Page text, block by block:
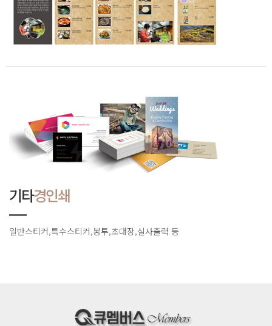
기타경인쇄
일반스티커,특수스티커,봉투,초대장,실사출력 등